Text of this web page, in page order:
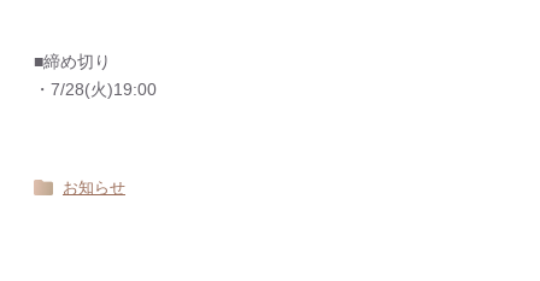
■締め切り
・7/28(火)19:00
お知らせ